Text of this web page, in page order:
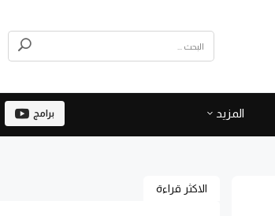
المزيد برامج
الاكثر قراءة